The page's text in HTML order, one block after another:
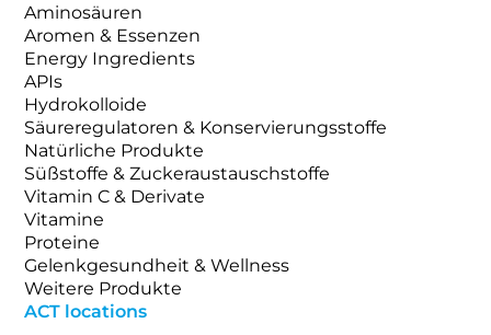
Aminosäuren
Aromen & Essenzen
Energy Ingredients
APIs
Hydrokolloide
Säureregulatoren & Konservierungsstoffe
Natürliche Produkte
Süßstoffe & Zuckeraustauschstoffe
Vitamin C & Derivate
Vitamine
Proteine
Gelenkgesundheit & Wellness
Weitere Produkte
ACT locations